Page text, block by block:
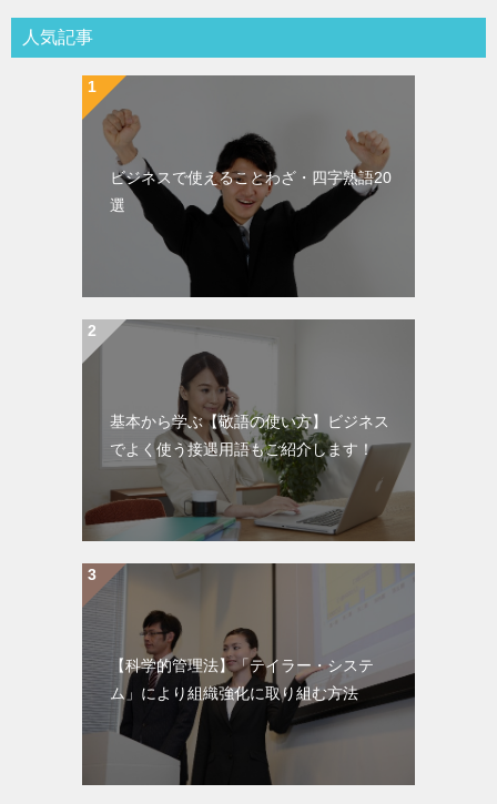
人気記事
ビジネスで使えることわざ・四字熟語20
選
基本から学ぶ【敬語の使い方】ビジネス
でよく使う接遇用語もご紹介します！
【科学的管理法】「テイラー・システ
ム」により組織強化に取り組む方法